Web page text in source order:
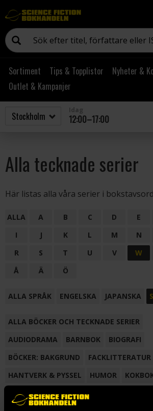
Sortiment Tips & Topplistor
Nyheter &
Outlet & Kampanjer
12:00–17:00
Alla tecknade serier
Här listas alla våra serier i
ALLA A B C D E
I
J K L M N
R
S T U V W
Å
Ä Ö
ALLA SPRÅK ENGELSKA JAPANSKA
ALLA BÖCKER OCH TECKNADE SERIER
AUDIODRAMA
BARNBOK
BIOGRAFI
BÖCKER: BAKGRUND
FACKLITTERATUR
HANTVERK & PYSSEL
HUMOR
KORTROMAN
LÄROBOK